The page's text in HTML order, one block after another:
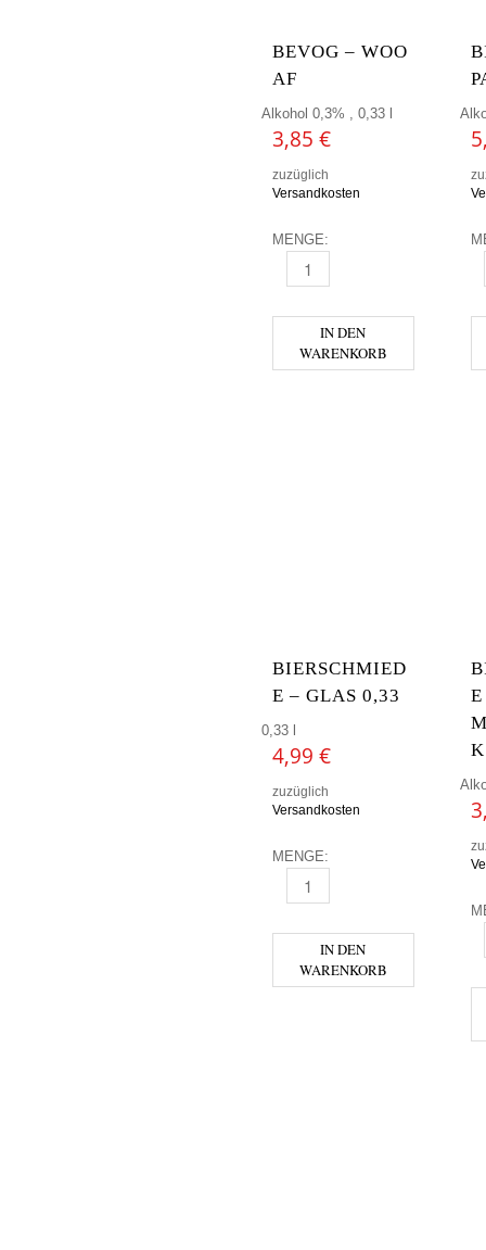
BEVOG – WOO
AF
Alkohol 0,3% , 0,33 l
3,85 €
zuzüglich
Versandkosten
MENGE:
BEVOG - WOO AF MENGE
IN DEN
WARENKORB
BIERSCHMIED
E – GLAS 0,33
0,33 l
4,99 €
zuzüglich
Versandkosten
MENGE:
BIERSCHMIEDE - GLAS 0,33
IN DEN
WARENKORB